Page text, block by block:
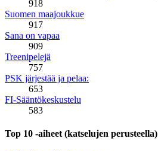
918
Suomen maajoukkue
917
Sana on vapaa
909
Treenipelejä
757
PSK järjestää ja pelaa:
653
FI-Sääntökeskustelu
583
Top 10 -aiheet (katselujen perusteella)